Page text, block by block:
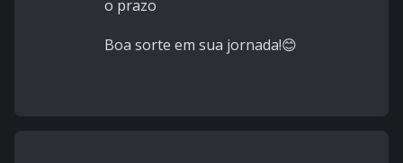
o prazo
Boa sorte em sua jornada!😊